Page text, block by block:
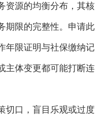
资源的均衡分布，其核
期限的完整性。申请此
年限证明与社保缴纳记
主体变更都可能打断连
口，盲目乐观或过度